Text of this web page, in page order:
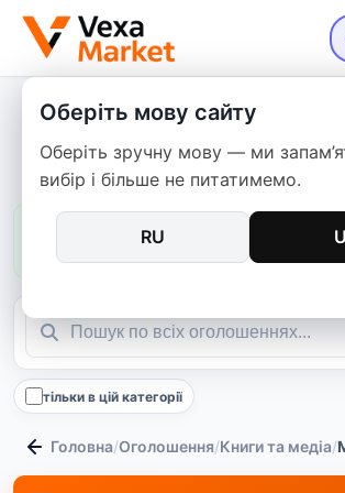
Оберіть мову сайту
Оберіть зручну мову — ми
вибір і більше не питатимемо.
RU
Музика та платівки -
б/в
Ціни в цій категорії:
795–3
пропозицій
тільки в цій категорії
Головна/Оголошення/Книги та медіа/